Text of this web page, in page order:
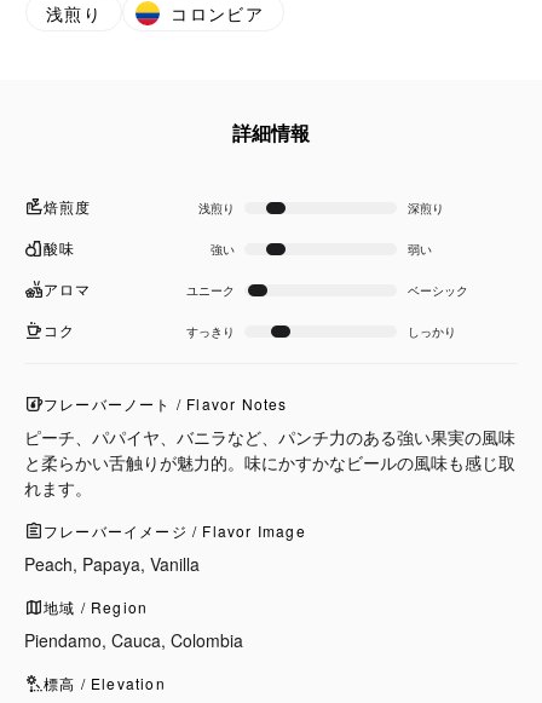
浅煎り コロンビア
詳細情報
焙煎度 浅煎り 深煎り
酸味 強い 弱い
アロマ ユニーク ベーシック
コク すっきり しっかり
フレーバーノート / Flavor Notes
ピーチ、パパイヤ、バニラなど、パンチ力のある強い果実の風味
と柔らかい舌触りが魅力的。味にかすかなビールの風味も感じ取
れます。
フレーバーイメージ / Flavor Image
Peach, Papaya, Vanilla
地域 / Region
Piendamo, Cauca, Colombia
標高 / Elevation